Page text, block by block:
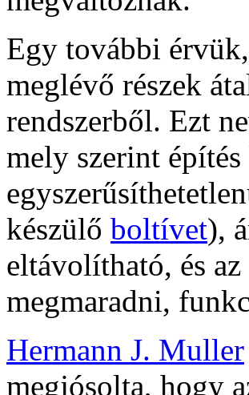
Egy további
meglévő részek
rendszerből. Ezt
mely szerint
készülő boltívet),
eltávolítható, és
megmaradni,
Hermann J. Muller
megjósolta, hogy